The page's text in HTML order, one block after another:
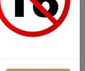
Watermelon
38%